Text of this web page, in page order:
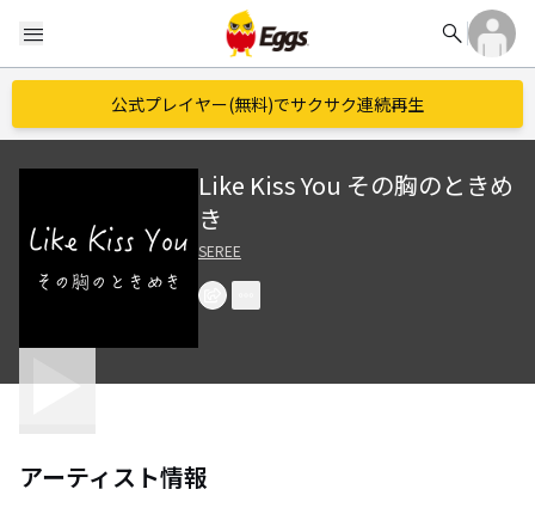
menu search
公式プレイヤー(無料)でサクサク連続再生
Like Kiss You その胸のときめ
き
SEREE
アーティスト情報